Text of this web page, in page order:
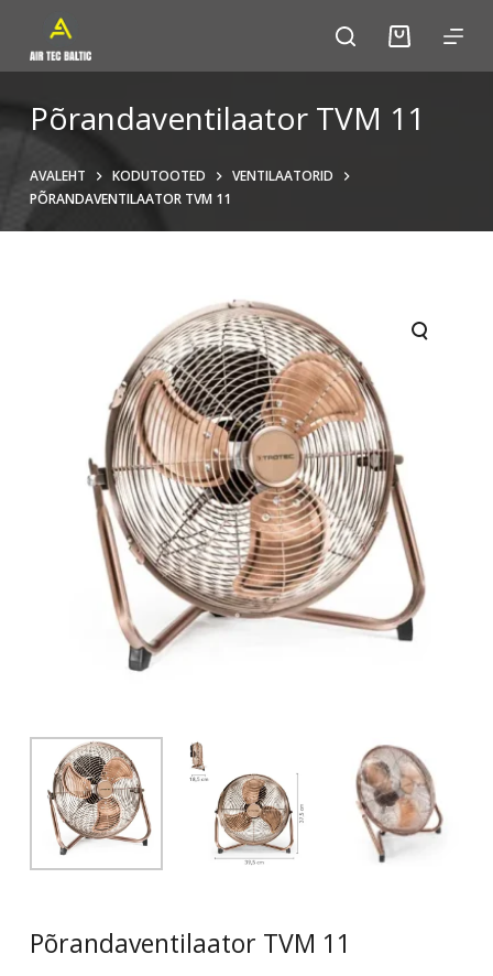
k
i
t
o
Põrandaventilaator TVM 11
AVALEHT KODUTOOTED
VENTILAATORID
PÕRANDAVENTILAATOR TVM 11
Põrandaventilaator TVM 11